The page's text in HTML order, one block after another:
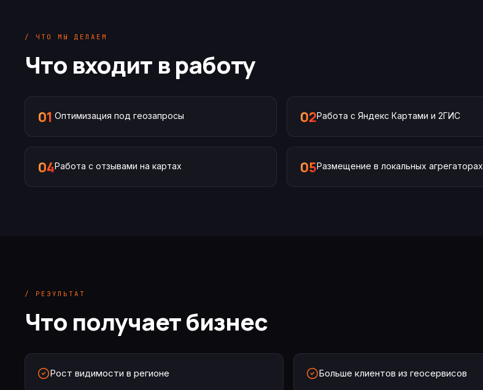
/ ЧТО МЫ ДЕЛАЕМ
Что входит в работу
01 Оптимизация под геозапросы 02Работа с Яндекс Картами и 2ГИС
04Работа с отзывами на картах 05Размещение в локальных агрегаторах
/ РЕЗУЛЬТАТ
Что получает бизнес
Рост видимости в регионе Больше клиентов из геосервисов